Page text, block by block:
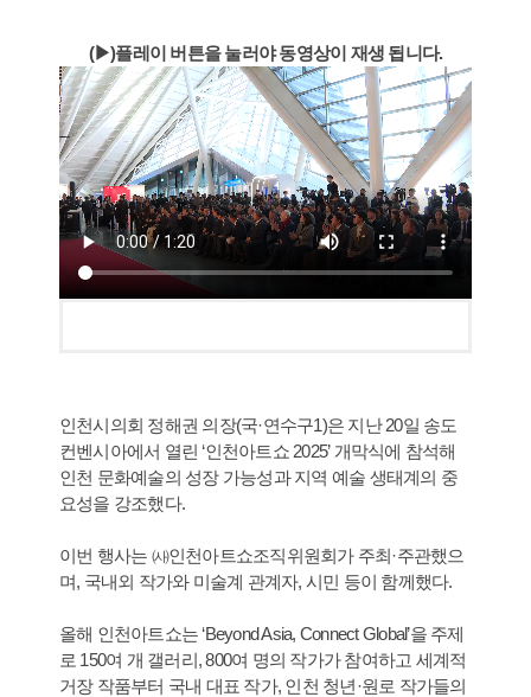
(▶)플레이 버튼을 눌러야 동영상이 재생 됩니다.
인천시의회 정해권 의장(국·연수구1)은 지난 20일 송도
컨벤시아에서 열린 ‘인천아트쇼 2025’ 개막식에 참석해
인천 문화예술의 성장 가능성과 지역 예술 생태계의 중
요성을 강조했다.
이번 행사는 ㈔인천아트쇼조직위원회가 주최·주관했으
며, 국내외 작가와 미술계 관계자, 시민 등이 함께했다.
올해 인천아트쇼는 ‘Beyond Asia, Connect Global’을 주제
로 150여 개 갤러리, 800여 명의 작가가 참여하고 세계적
거장 작품부터 국내 대표 작가, 인천 청년·원로 작가들의